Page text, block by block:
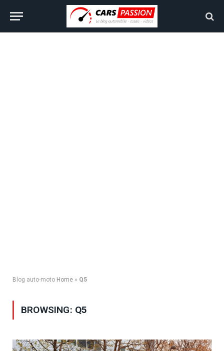
Blog auto-moto Home » Q5
BROWSING: Q5